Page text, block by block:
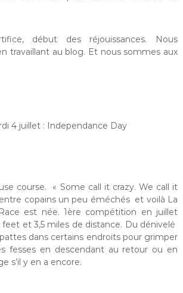
début des réjouissances. Nous
travaillant au blog. Et nous sommes aux
4 juillet : Independance Day
course. « Some call it crazy. We call it
copains un peu éméchés et voilà La
est née. 1ère compétition en juillet
feet et 3,5 miles de distance. Du dénivelé
dans certains endroits pour grimper
fesses en descendant au retour ou en
s’il y en a encore.